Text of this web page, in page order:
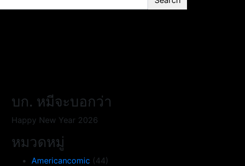
บก. หมีจะบอกว่า
Happy New Year 2026
หมวดหมู่
Americancomic (44)